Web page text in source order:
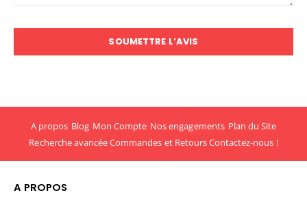
SOUMETTRE L’AVIS
A propos Blog Mon Compte Nos engagements Plan du Site
Recherche avancéeCommandes et RetoursContactez-nous !
A PROPOS